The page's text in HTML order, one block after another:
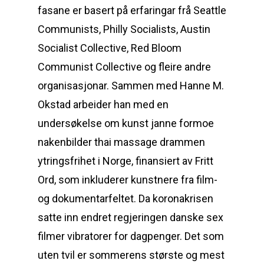
fasane er basert på erfaringar frå Seattle
Communists, Philly Socialists, Austin
Socialist Collective, Red Bloom
Communist Collective og fleire andre
organisasjonar. Sammen med Hanne M.
Okstad arbeider han med en
undersøkelse om kunst janne formoe
nakenbilder thai massage drammen
ytringsfrihet i Norge, finansiert av Fritt
Ord, som inkluderer kunstnere fra film-
og dokumentarfeltet. Da koronakrisen
satte inn endret regjeringen danske sex
filmer vibratorer for dagpenger. Det som
uten tvil er sommerens største og mest